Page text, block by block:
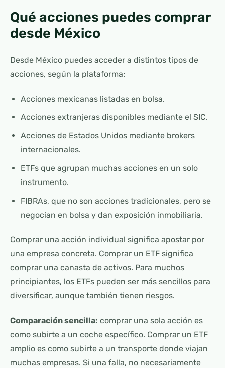
Qué acciones puedes comprar
desde México
Desde México puedes acceder a distintos tipos de
acciones, según la plataforma:
Acciones mexicanas listadas en bolsa.
Acciones extranjeras disponibles mediante el SIC.
Acciones de Estados Unidos mediante brokers
internacionales.
ETFs que agrupan muchas acciones en un solo
instrumento.
FIBRAs, que no son acciones tradicionales, pero se
negocian en bolsa y dan exposición inmobiliaria.
Comprar una acción individual significa apostar por
una empresa concreta. Comprar un ETF significa
comprar una canasta de activos. Para muchos
principiantes, los ETFs pueden ser más sencillos para
diversificar, aunque también tienen riesgos.
Comparación sencilla: comprar una sola acción es
como subirte a un coche específico. Comprar un ETF
amplio es como subirte a un transporte donde viajan
muchas empresas. Si una falla, no necesariamente